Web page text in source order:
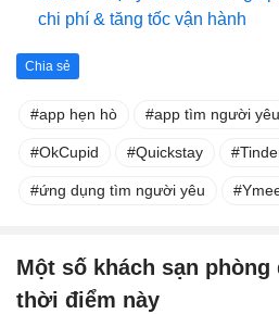
chi phí & tăng tốc vận hành
Chia sẻ
app hẹn hò app tìm người yêu
OkCupid Quickstay
ứng dụng tìm người yêu
Một số khách sạn
thời điểm này